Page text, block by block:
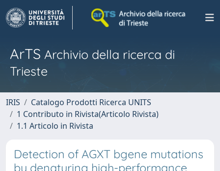
ArTS Archivio della ricerca di
Trieste
IRIS
Catalogo Prodotti Ricerca UNITS
1 Contributo in Rivista(Articolo Rivista)
1.1 Articolo in Rivista
Detection of AGXT bgene mutations
by denaturing high-performance